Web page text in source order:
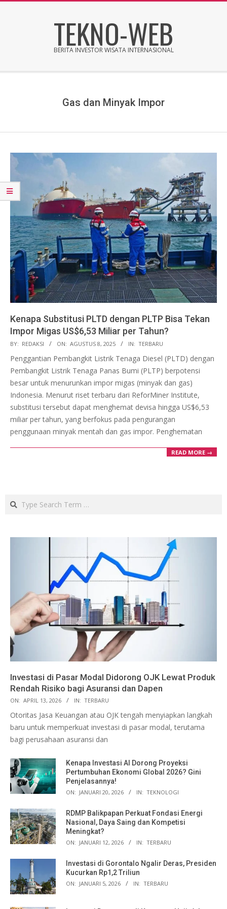
TEKNO-WEB
BERITA INVESTOR WISATA INTERNASIONAL
Gas dan Minyak Impor
Kenapa Substitusi PLTD dengan PLTP Bisa Tekan
Impor Migas US$6,53 Miliar per Tahun?
2025-
08-
08
BY: REDAKSI ON: AGUSTUS 8, 2025 IN: TERBARU
Penggantian Pembangkit Listrik Tenaga Diesel (PLTD) dengan
Pembangkit Listrik Tenaga Panas Bumi (PLTP) berpotensi
besar untuk menurunkan impor migas (minyak dan gas)
Indonesia. Menurut riset terbaru dari ReforMiner Institute,
substitusi tersebut dapat menghemat devisa hingga US$6,53
miliar per tahun, yang berfokus pada pengurangan
penggunaan minyak mentah dan gas impor. Penghematan
READ MORE →
Search
Investasi di Pasar Modal Didorong OJK Lewat Produk
Rendah Risiko bagi Asuransi dan Dapen
ON: APRIL 13, 2026 IN: TERBARU
Otoritas Jasa Keuangan atau OJK tengah menyiapkan langkah
baru untuk memperkuat investasi di pasar modal, terutama
bagi perusahaan asuransi dan
Kenapa Investasi AI Dorong Proyeksi
Pertumbuhan Ekonomi Global 2026? Gini
Penjelasannya!
ON: JANUARI 20, 2026 IN: TEKNOLOGI
RDMP Balikpapan Perkuat Fondasi Energi
Nasional, Daya Saing dan Kompetisi
Meningkat?
ON: JANUARI 12, 2026 IN: TERBARU
Investasi di Gorontalo Ngalir Deras, Presiden
Kucurkan Rp1,2 Triliun
ON: JANUARI 5, 2026 IN: TERBARU